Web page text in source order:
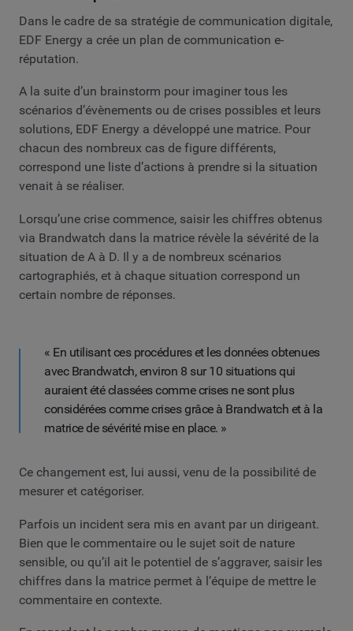
Dans le cadre de sa stratégie de communication digitale,
EDF Energy a crée un plan de communication e-
réputation.
A la suite d’un brainstorm pour imaginer tous les
scénarios d’évènements ou de crises possibles et leurs
solutions, EDF Energy a développé une matrice. Pour
chacun des nombreux cas de figure différents,
correspond une liste d’actions à prendre si la situation
venait à se réaliser.
Lorsqu’une crise commence, saisir les chiffres obtenus
via Brandwatch dans la matrice révèle la sévérité de la
situation de A à D. Il y a de nombreux scénarios
cartographiés, et à chaque situation correspond un
certain nombre de réponses.
« En utilisant ces procédures et les données obtenues
avec Brandwatch, environ 8 sur 10 situations qui
auraient été classées comme crises ne sont plus
considérées comme crises grâce à Brandwatch et à la
matrice de sévérité mise en place. »
Ce changement est, lui aussi, venu de la possibilité de
mesurer et catégoriser.
Parfois un incident sera mis en avant par un dirigeant.
Bien que le commentaire ou le sujet soit de nature
sensible, ou qu’il ait le potentiel de s’aggraver, saisir les
chiffres dans la matrice permet à l’équipe de mettre le
commentaire en contexte.